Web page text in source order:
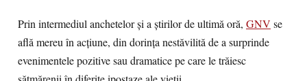
Prin intermediul anchetelor şi a ştirilor de ultimă oră, GNV se
află mereu în acţiune, din dorinţa nestăvilită de a surprinde
evenimentele pozitive sau dramatice pe care le trăiesc